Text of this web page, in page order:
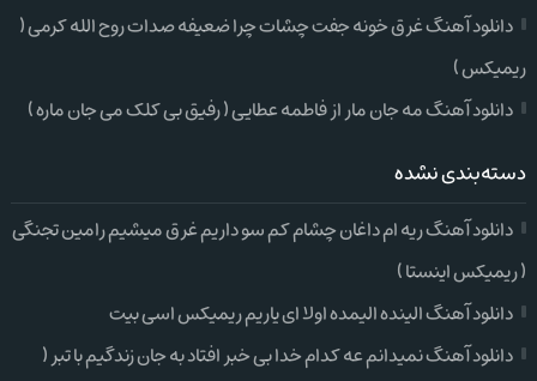
دانلود آهنگ غرق خونه جفت چشات چرا ضعیفه صدات روح الله کرمی (
ریمیکس )
دانلود آهنگ مه جان مار از فاطمه عطایی ( رفیق بی کلک می جان ماره )
دسته‌بندی نشده
دانلود آهنگ ریه ام داغان چشام کم سو داریم غرق میشیم رامین تجنگی
( ریمیکس اینستا )
دانلود آهنگ الینده الیمده اولا ای یاریم ریمیکس اسی بیت
دانلود آهنگ نمیدانم عه کدام خدا بی خبر افتاد به جان زندگیم با تبر (